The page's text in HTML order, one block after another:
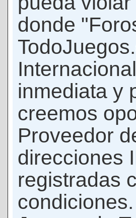
donde
inmediata y
creemos
Proveedor
direcciones
registradas
condiciones.